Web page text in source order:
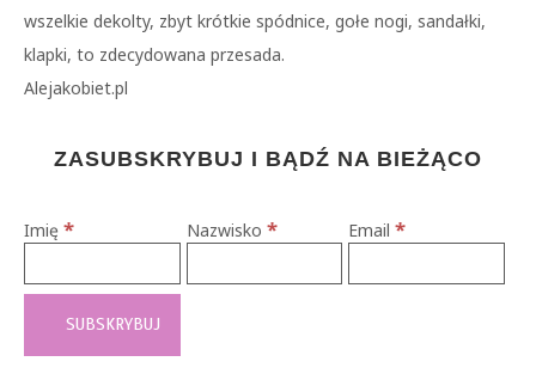
wszelkie dekolty, zbyt krótkie spódnice, gołe nogi, sandałki,
klapki, to zdecydowana przesada.
Alejakobiet.pl
ZASUBSKRYBUJ I BĄDŹ NA BIEŻĄCO
Imię * Nazwisko * Email*